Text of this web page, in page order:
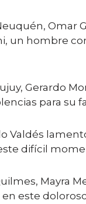
Omar
un hombre
Gerardo
para su
Valdés
difícil
Mayra
este